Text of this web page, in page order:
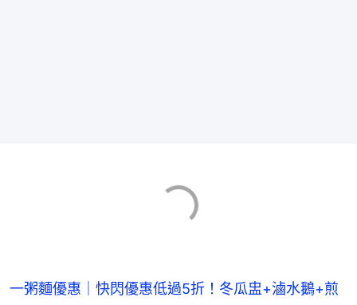
一粥麵優惠｜快閃優惠低過5折！冬瓜盅+滷水鵝+煎